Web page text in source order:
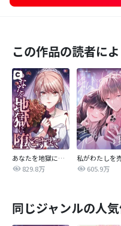
この作品の読者に
あなたを地獄に堕とすまで
829.8万
605.9万
同じジャンルの人